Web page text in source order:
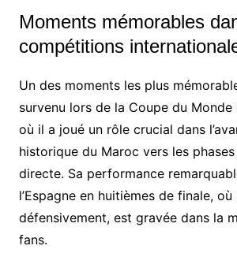
Moments mémorables
compétitions
Un des moments les plus
survenu lors de la Coupe du Monde
où il a joué un rôle crucial dans
historique du Maroc vers les
directe. Sa performance
l’Espagne en huitièmes de finale,
défensivement, est gravée dans la
fans.